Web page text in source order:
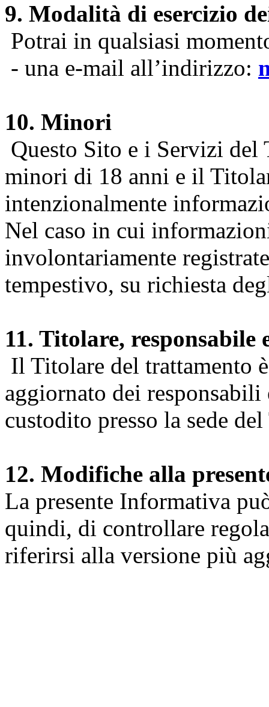
9. Modalità di esercizio
Potrai in qualsiasi
- una e-mail all’indirizzo:
10. Minori
Questo Sito e i Servizi del
minori di 18 anni e il
intenzionalmente
Nel caso in cui
involontariamente
tempestivo, su richiesta
11. Titolare, responsabile
Il Titolare del trattamento
aggiornato dei
custodito presso la sede
12. Modifiche alla
La presente Informativa
quindi, di controllare
riferirsi alla versione più